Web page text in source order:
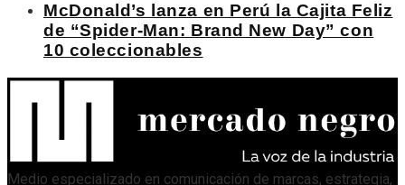
McDonald’s lanza en Perú la Cajita Feliz
de “Spider-Man: Brand New Day” con
10 coleccionables
Medio especializado en comunicación de marcas, estrategia,